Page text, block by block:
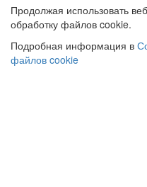
Продолжая использовать
обработку файлов cookie.
Подробная информация в
файлов cookie